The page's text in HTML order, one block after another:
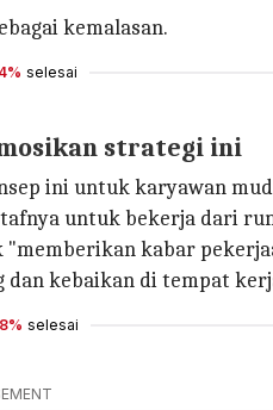
kemalasan.
selesai
strategi ini
ini untuk karyawan
untuk bekerja dari
kabar
kebaikan di tempat
selesai